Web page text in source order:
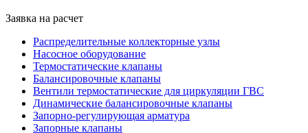
Заявка на расчет
Распределительные коллекторные узлы
Насосное оборудование
Термостатические клапаны
Балансировочные клапаны
Вентили термостатические для циркуляции ГВС
Динамические балансировочные клапаны
Запорно-регулирующая арматура
Запорные клапаны